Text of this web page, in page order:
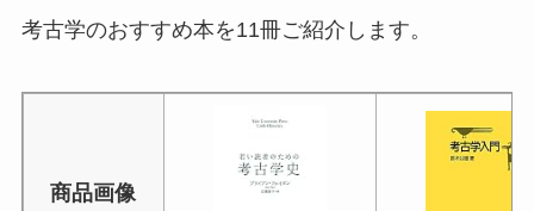
考古学のおすすめ本を11冊ご紹介します。
商品画像